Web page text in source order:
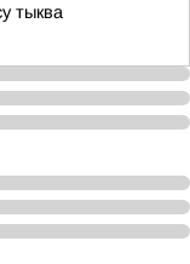
тыква